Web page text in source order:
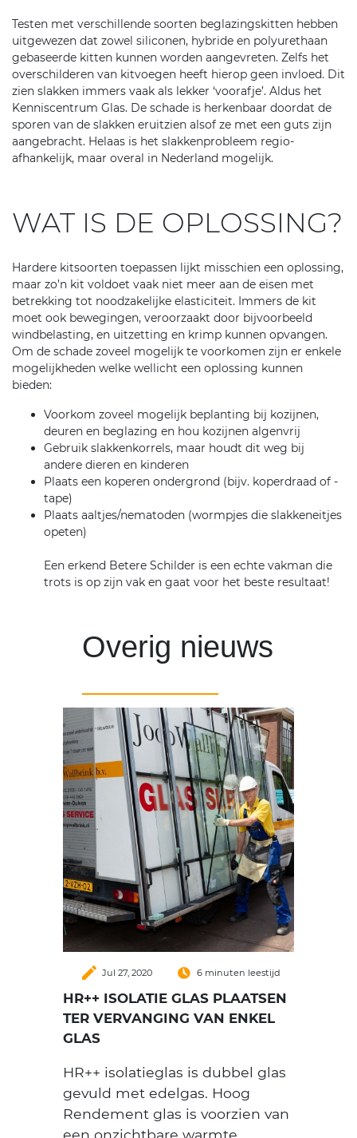
Testen met verschillende soorten beglazingskitten hebben
uitgewezen dat zowel siliconen, hybride en polyurethaan
gebaseerde kitten kunnen worden aangevreten. Zelfs het
overschilderen van kitvoegen heeft hierop geen invloed. Dit
zien slakken immers vaak als lekker ‘voorafje’. Aldus het
Kenniscentrum Glas. De schade is herkenbaar doordat de
sporen van de slakken eruitzien alsof ze met een guts zijn
aangebracht. Helaas is het slakkenprobleem regio-
afhankelijk, maar overal in Nederland mogelijk.
WAT IS DE OPLOSSING?
Hardere kitsoorten toepassen lijkt misschien een oplossing,
maar zo’n kit voldoet vaak niet meer aan de eisen met
betrekking tot noodzakelijke elasticiteit. Immers de kit
moet ook bewegingen, veroorzaakt door bijvoorbeeld
windbelasting, en uitzetting en krimp kunnen opvangen.
Om de schade zoveel mogelijk te voorkomen zijn er enkele
mogelijkheden welke wellicht een oplossing kunnen
bieden:
Voorkom zoveel mogelijk beplanting bij kozijnen,
deuren en beglazing en hou kozijnen algenvrij
Gebruik slakkenkorrels, maar houdt dit weg bij
andere dieren en kinderen
Plaats een koperen ondergrond (bijv. koperdraad of -
tape)
Plaats aaltjes/nematoden (wormpjes die slakkeneitjes
opeten)
Een erkend Betere Schilder is een echte vakman die
trots is op zijn vak en gaat voor het beste resultaat!
Overig nieuws
create Jul 27, 2020 6 minuten leestijd
HR++ ISOLATIE GLAS PLAATSEN
TER VERVANGING VAN ENKEL
GLAS
HR++ isolatieglas is dubbel glas
gevuld met edelgas. Hoog
Rendement glas is voorzien van
een onzichtbare warmte